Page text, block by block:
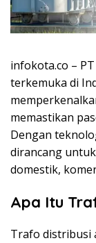
infokota.co –
terkemuka di
memastikan
Dengan
dirancang
domestik,
Apa Itu
Trafo distribusi